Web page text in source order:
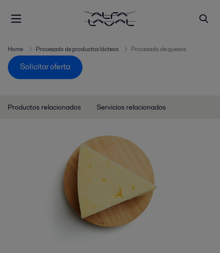
Home Procesado de productos lácteos Procesado de quesos
Solicitar oferta
Productos relacionados Servicios relacionados